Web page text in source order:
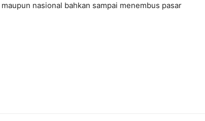
nasional bahkan sampai menembus pasar